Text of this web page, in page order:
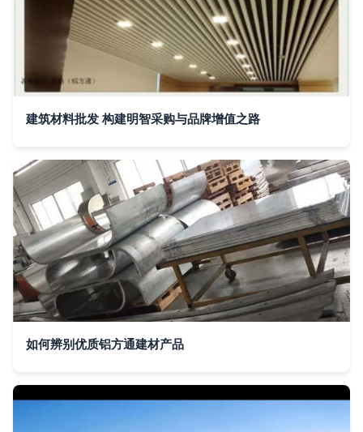
建筑材料批发 构建明智采购与品牌增值之路
如何辨别优质铝方通建材产品